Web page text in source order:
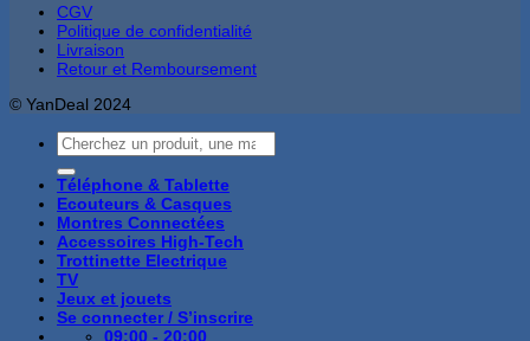
CGV
Politique de confidentialité
Livraison
Retour et Remboursement
© YanDeal 2024
Recherche
pour :
Téléphone & Tablette
Ecouteurs & Casques
Montres Connectées
Accessoires High-Tech
Trottinette Electrique
TV
Jeux et jouets
Se connecter / S’inscrire
09:00 - 20:00